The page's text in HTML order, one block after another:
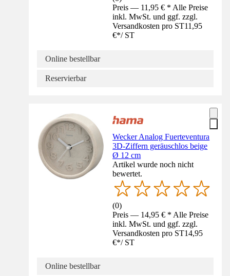
Preis — 11,95 € * Alle Preise
inkl. MwSt. und ggf. zzgl.
Versandkosten pro ST11,95
€*/ ST
Online bestellbar
Reservierbar
Wecker Analog Fuerteventura
3D-Ziffern geräuschlos beige
Ø 12 cm
Artikel wurde noch nicht
bewertet.
(0)
Preis — 14,95 € * Alle Preise
inkl. MwSt. und ggf. zzgl.
Versandkosten pro ST14,95
€*/ ST
Online bestellbar